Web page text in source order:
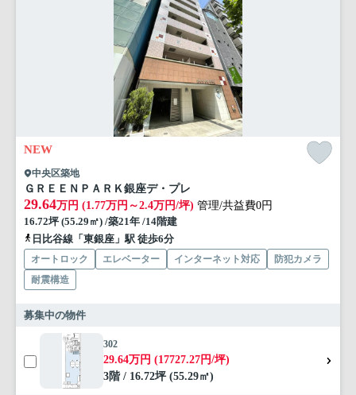
NEW
中央区築地
ＧＲＥＥＮＰＡＲＫ銀座デ・プレ
29.64万円 (1.77万円～2.4万円/坪) 管理/共益費0円
16.72坪 (55.29㎡) /築21年 /14階建
日比谷線「東銀座」駅 徒歩6分
オートロック エレベーター インターネット対応
防犯カメラ
耐震構造
募集中の物件
302
29.64万円 (17727.27円/坪)
3階 / 16.72坪 (55.29㎡)